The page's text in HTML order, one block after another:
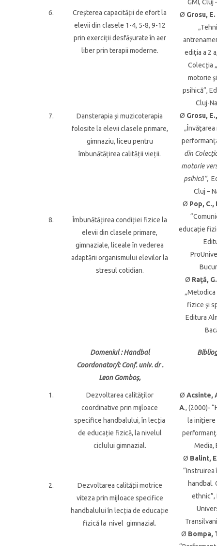
GMI, Cluj
Ø Grosu, E.
ediţia a 2
Colecţia
motorie
psihică”,
Cluj-
Ø Grosu,
din
motorie
psihică”,
Cluj –
Ø Pop, C.,
educație
Ø Raţă,
fizice şi
Editura
6.
Creșterea capacității de efort la
elevii din clasele 1-4, 5-8, 9-12
prin exerciții desfășurate în aer
liber prin terapii moderne.
7.
Dansterapia și muzicoterapia
folosite la elevii clasele primare,
gimnaziu, liceu pentru
îmbunătățirea calității vieții.
8.
Îmbunătățirea condiției fizice la
elevii din clasele primare,
gimnaziale, liceale în vederea
adaptării organismului elevilor la
stresul cotidian.
Domeniul: Handbal
Coordonator/i: Conf. univ. dr .
Leon Gomboș,
1.
Dezvoltarea calităților
coordinative prin mijloace
specifice handbalului, în lecția
de educație fizică, la nivelul
ciclului gimnazial.
Ø Acsinte,
A., (2000)-
la iniţiere
Media,
Ø Balint,
“Instruirea
handbal.
ethnic”,
Ø Bompa,
2.
Dezvoltarea calității motrice
viteza prin mijloace specifice
handbalului în lecția de educație
fizică la nivel gimnazial.